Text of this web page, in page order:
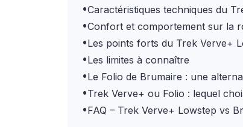
•Caractéristiques techniques du
•Confort et comportement sur la
•Les points forts du Trek Verve+
•Les limites à connaître
•Le Folio de Brumaire : une
•Trek Verve+ ou Folio : lequel
•FAQ – Trek Verve+ Lowstep vs